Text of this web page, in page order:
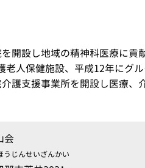
開設し地域の精神科医療に貢
老人保健施設、平成12年にグ
護支援事業所を開設し医療、
会
うじんせいざんかい